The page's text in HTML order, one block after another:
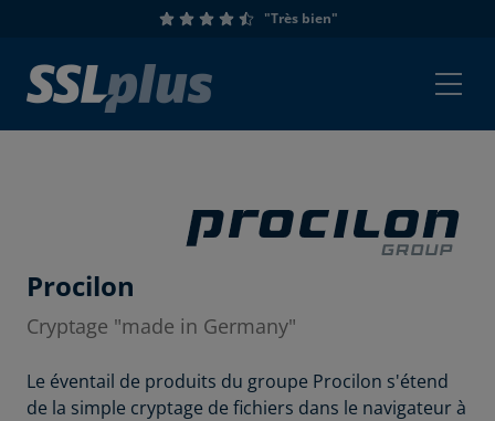
"Très bien"
Procilon
Cryptage "made in Germany"
Le éventail de produits du groupe Procilon s'étend
de la simple cryptage de fichiers dans le navigateur à